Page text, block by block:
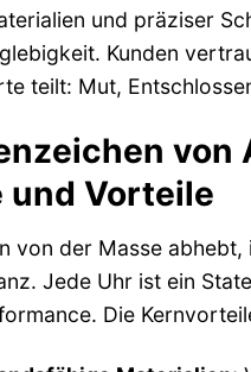
und präziser
Kunden
teilt: Mut,
und Vorteile
von der Masse
Jede Uhr ist ein
Die